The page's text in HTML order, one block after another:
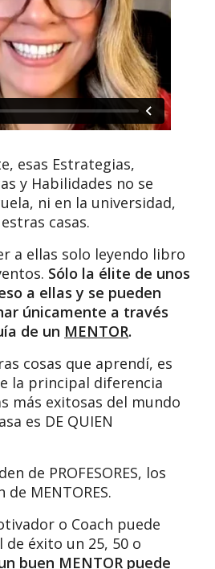
esas Estrategias,
y Habilidades no se
ni en la universidad,
casas.
a ellas solo leyendo libro
Sólo la élite de unos
a ellas y se pueden
únicamente a través
de un MENTOR.
cosas que aprendí, es
la principal diferencia
más exitosas del mundo
es DE QUIEN
de PROFESORES, los
de MENTORES.
o Coach puede
éxito un 25, 50 o
buen MENTOR puede